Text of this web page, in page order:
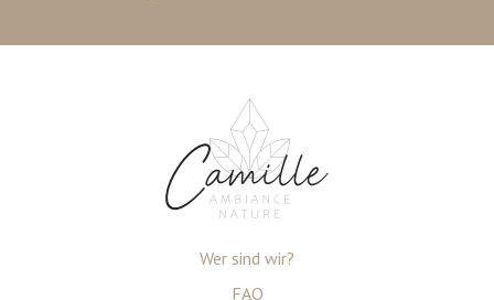
Wer sind wir?
FAQ